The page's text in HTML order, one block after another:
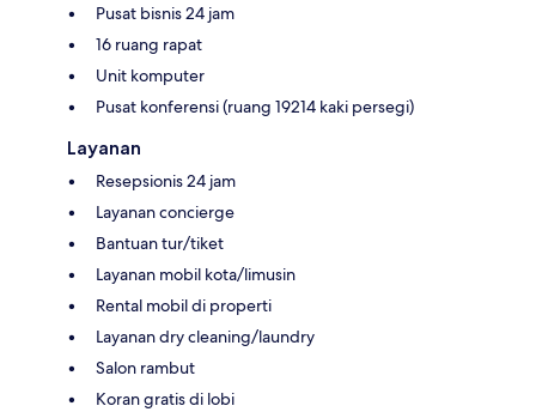
Pusat bisnis 24 jam
16 ruang rapat
Unit komputer
Pusat konferensi (ruang 19214 kaki persegi)
Layanan
Resepsionis 24 jam
Layanan concierge
Bantuan tur/tiket
Layanan mobil kota/limusin
Rental mobil di properti
Layanan dry cleaning/laundry
Salon rambut
Koran gratis di lobi